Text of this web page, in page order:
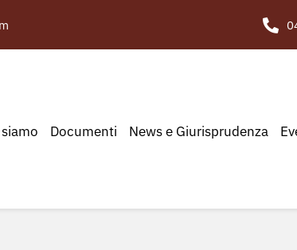
Documenti News e Giurisprudenza